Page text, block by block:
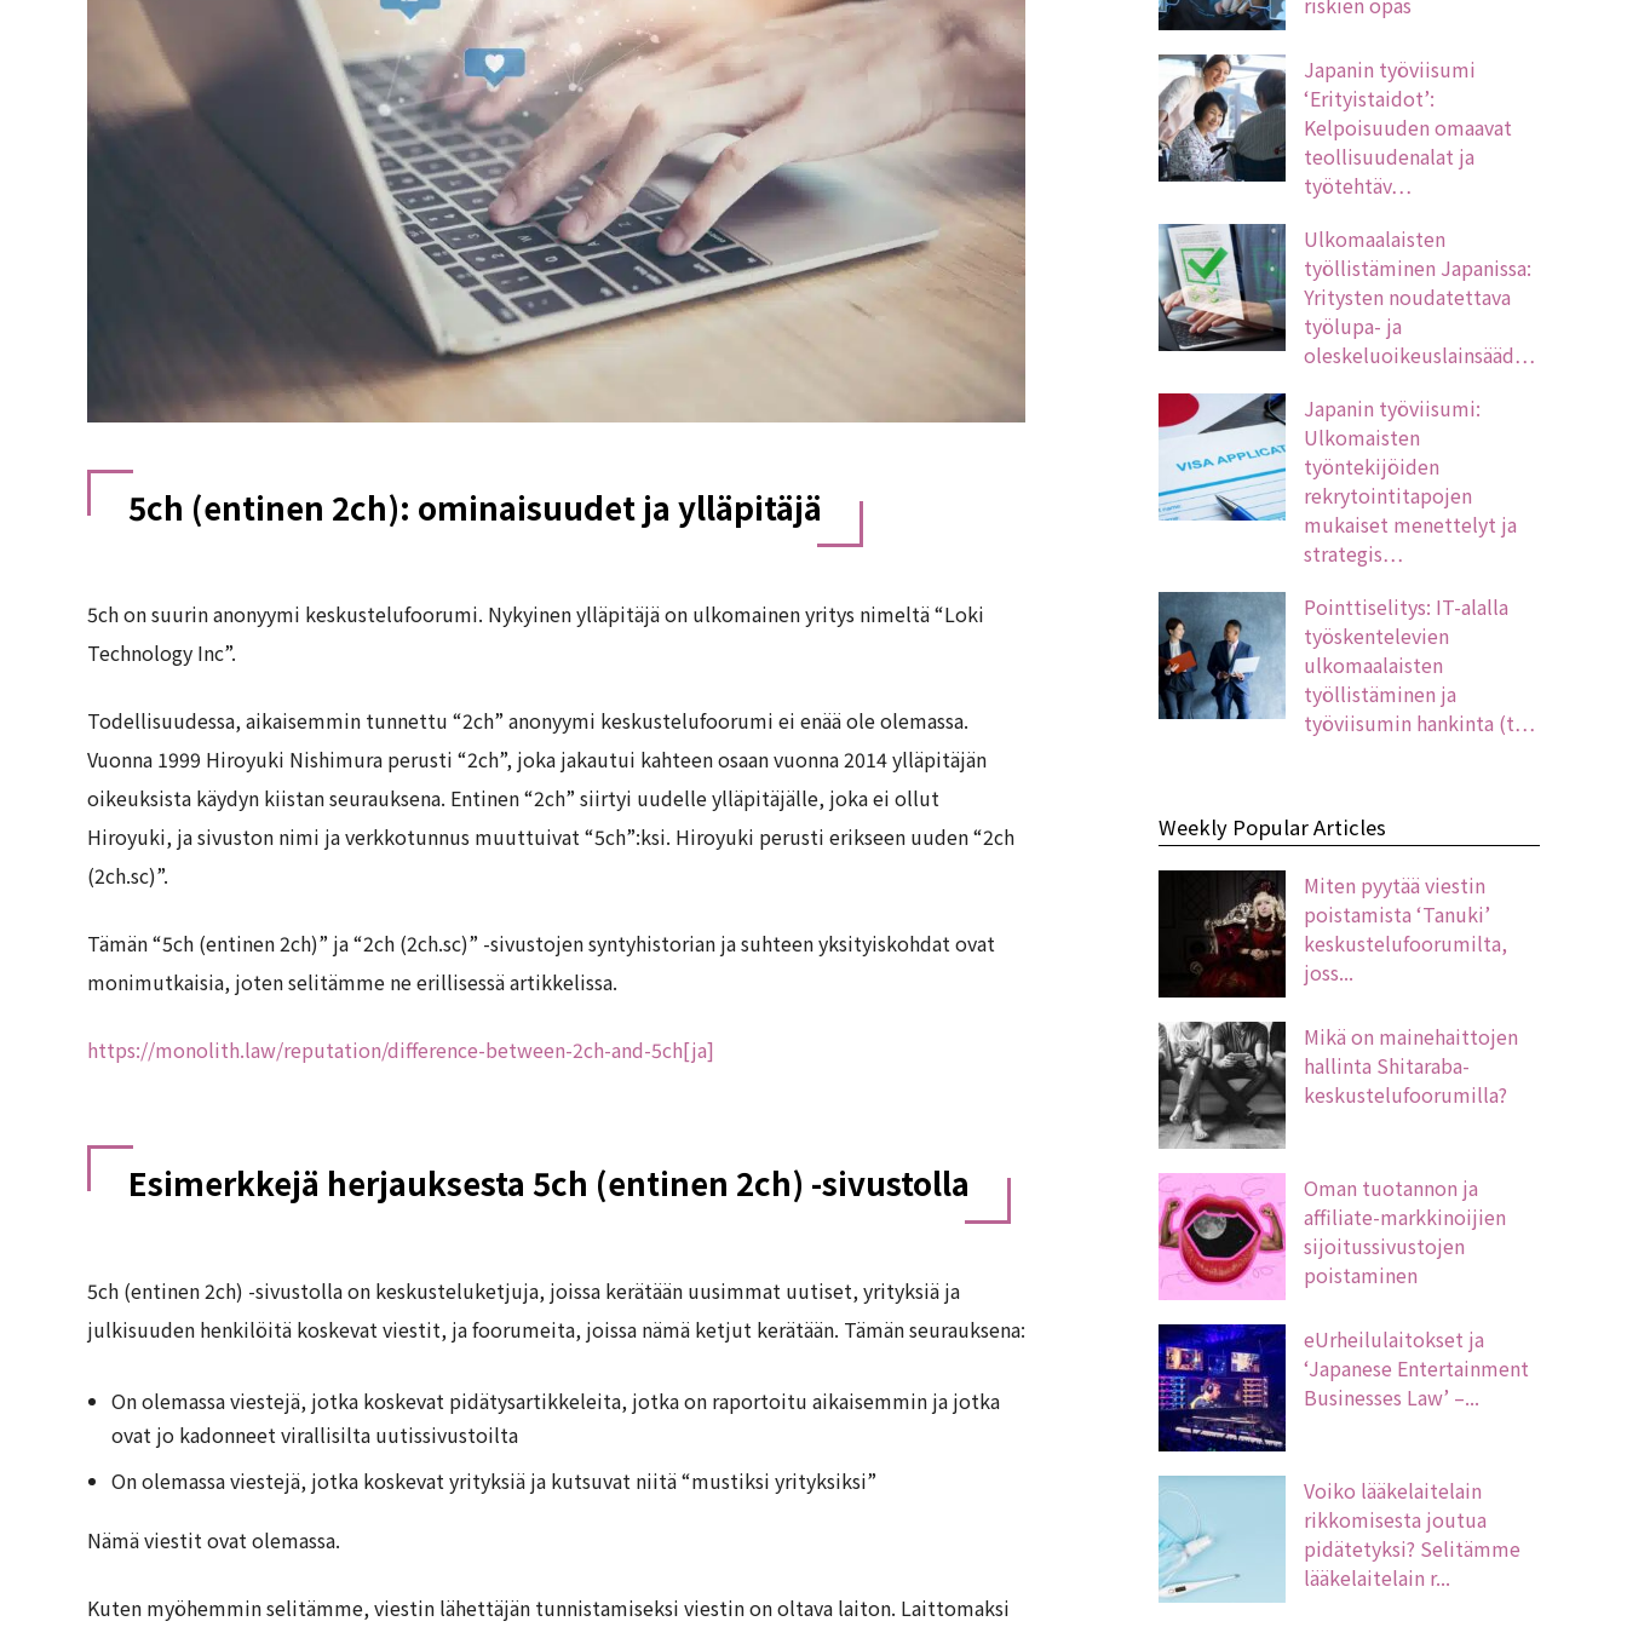
5ch (entinen 2ch): ominaisuudet ja ylläpitäjä
5ch on suurin anonyymi keskustelufoorumi. Nykyinen ylläpitäjä on ulkomainen yritys nimeltä “Loki
Technology Inc”.
Todellisuudessa, aikaisemmin tunnettu “2ch” anonyymi keskustelufoorumi ei enää ole olemassa.
Vuonna 1999 Hiroyuki Nishimura perusti “2ch”, joka jakautui kahteen osaan vuonna 2014 ylläpitäjän
oikeuksista käydyn kiistan seurauksena. Entinen “2ch” siirtyi uudelle ylläpitäjälle, joka ei ollut
Hiroyuki, ja sivuston nimi ja verkkotunnus muuttuivat “5ch”:ksi. Hiroyuki perusti erikseen uuden “2ch
(2ch.sc)”.
Tämän “5ch (entinen 2ch)” ja “2ch (2ch.sc)” -sivustojen syntyhistorian ja suhteen yksityiskohdat ovat
monimutkaisia, joten selitämme ne erillisessä artikkelissa.
https://monolith.law/reputation/difference-between-2ch-and-5ch[ja]
Esimerkkejä herjauksesta 5ch (entinen 2ch) -sivustolla
5ch (entinen 2ch) -sivustolla on keskusteluketjuja, joissa kerätään uusimmat uutiset, yrityksiä ja
julkisuuden henkilöitä koskevat viestit, ja foorumeita, joissa nämä ketjut kerätään. Tämän seurauksena:
On olemassa viestejä, jotka koskevat pidätysartikkeleita, jotka on raportoitu aikaisemmin ja jotka
ovat jo kadonneet virallisilta uutissivustoilta
On olemassa viestejä, jotka koskevat yrityksiä ja kutsuvat niitä “mustiksi yrityksiksi”
Nämä viestit ovat olemassa.
Kuten myöhemmin selitämme, viestin lähettäjän tunnistamiseksi viestin on oltava laiton. Laittomaksi
Japanin työviisumi
‘Erityistaidot’:
Kelpoisuuden omaavat
teollisuudenalat ja
työtehtäv…
Ulkomaalaisten
työllistäminen Japanissa:
Yritysten noudatettava
työlupa- ja
oleskeluoikeuslainsääd…
Japanin työviisumi:
Ulkomaisten
työntekijöiden
rekrytointitapojen
mukaiset menettelyt ja
strategis…
Pointtiselitys: IT-alalla
työskentelevien
ulkomaalaisten
työllistäminen ja
työviisumin hankinta (t…
Weekly Popular Articles
Miten pyytää viestin
poistamista ‘Tanuki’
keskustelufoorumilta,
joss...
Mikä on mainehaittojen
hallinta Shitaraba-
keskustelufoorumilla?
Oman tuotannon ja
affiliate-markkinoijien
sijoitussivustojen
poistaminen
eUrheilulaitokset ja
‘Japanese Entertainment
Businesses Law’ –...
Voiko lääkelaitelain
rikkomisesta joutua
pidätetyksi? Selitämme
lääkelaitelain r...